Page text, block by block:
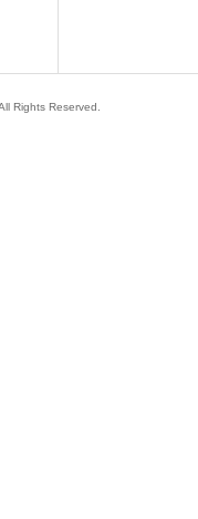
Rights Reserved.